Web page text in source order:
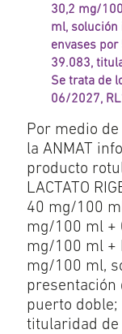
30,2 mg/
ml, solución
envases
39.083,
Se trata de
06/2027,
Por medio
la ANMAT
producto
LACTATO
40 mg/100 ml
mg/100 ml +
mg/100 ml +
mg/100 ml,
presentación
puerto doble;
titularidad de